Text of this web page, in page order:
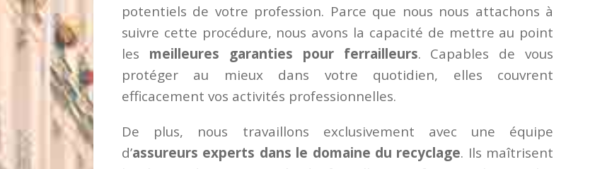
potentiels de votre profession. Parce que nous nous attachons à
suivre cette procédure, nous avons la capacité de mettre au point
les meilleures garanties pour ferrailleurs. Capables de vous
protéger au mieux dans votre quotidien, elles couvrent
efficacement vos activités professionnelles.
De plus, nous travaillons exclusivement avec une équipe
d’assureurs experts dans le domaine du recyclage. Ils maîtrisent